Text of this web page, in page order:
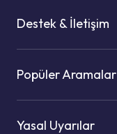
Destek & İletişim
Popüler Aramalar
Yasal Uyarılar